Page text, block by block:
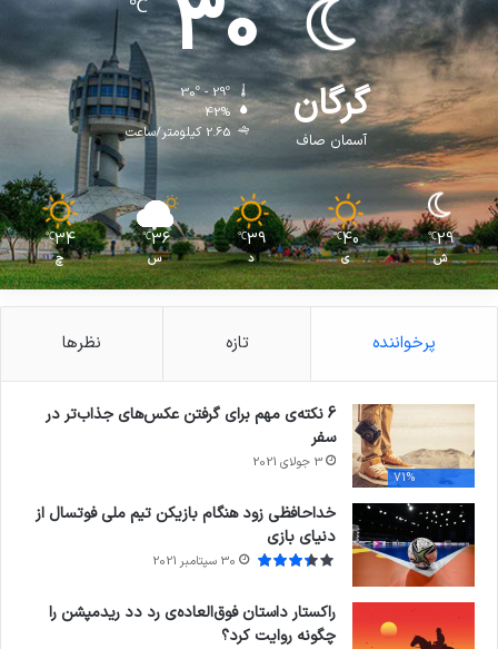
گرگان
آسمان صاف
30
℃
30º - 29º
42%
2.65 کیلومتر/ساعت
29
℃
ش
40
℃
ی
39
℃
د
36
℃
س
34
℃
چ
پرخواننده تازه نظرها
71%
6 نکته‌ی مهم برای گرفتن عکس‌های جذاب‌تر در
سفر
3 جولای 2021
خداحافظی زود هنگام بازیکن تیم ملی فوتسال از
دنیای بازی
30 سپتامبر 2021
راکستار داستان فوق‌العاده‌ی رد دد ریدمپشن را
چگونه روایت کرد؟